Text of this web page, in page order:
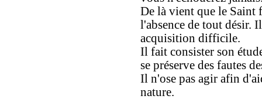
De là vient que le Saint
l'absence de tout désir.
acquisition difficile.
Il fait consister son
se préserve des fautes
Il n'ose pas agir afin
nature.